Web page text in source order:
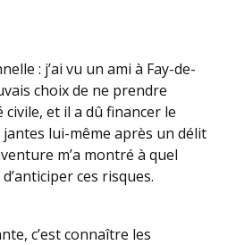
: j’ai vu un ami à Fay-de-
choix de ne prendre
et il a dû financer le
lui-même après un délit
m’a montré à quel
ces risques.
c’est connaître les